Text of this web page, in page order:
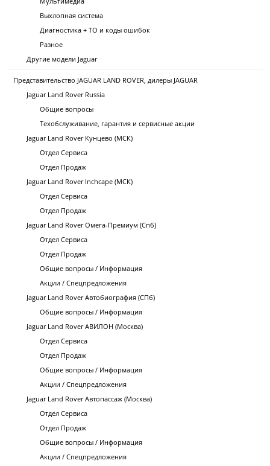
Выхлопная система
Диагностика + ТО и коды ошибок
Разное
Другие модели Jaguar
Представительство JAGUAR LAND ROVER, дилеры JAGUAR
Jaguar Land Rover Russia
Общие вопросы
Техобслуживание, гарантия и сервисные акции
Jaguar Land Rover Кунцево (МСК)
Отдел Сервиса
Отдел Продаж
Jaguar Land Rover Inchcape (МСК)
Отдел Сервиса
Отдел Продаж
Jaguar Land Rover Омега-Премиум (Спб)
Отдел Сервиса
Отдел Продаж
Общие вопросы / Информация
Акции / Спецпредложения
Jaguar Land Rover Автобиография (СПб)
Общие вопросы / Информация
Jaguar Land Rover АВИЛОН (Москва)
Отдел Сервиса
Отдел Продаж
Общие вопросы / Информация
Акции / Спецпредложения
Jaguar Land Rover Автопассаж (Москва)
Отдел Сервиса
Отдел Продаж
Общие вопросы / Информация
Акции / Спецпредложения